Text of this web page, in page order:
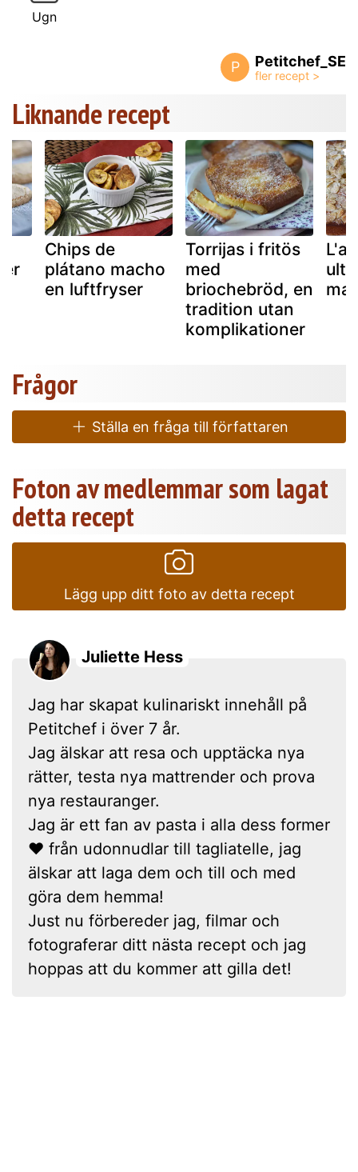
Ugn
P Petitchef_SE
Liknande recept
Chips de
plátano macho
en luftfryser
Torrijas i fritös
med
briochebröd, en
tradition utan
komplikationer
Frågor
Ställa en fråga till författaren
Foton av medlemmar som lagat
detta recept
Lägg upp ditt foto av detta recept
Juliette Hess
Jag har skapat kulinariskt innehåll på
Petitchef i över 7 år.
Jag älskar att resa och upptäcka nya
rätter, testa nya mattrender och prova
nya restauranger.
Jag är ett fan av pasta i alla dess former
❤ från udonnudlar till tagliatelle, jag
älskar att laga dem och till och med
göra dem hemma!
Just nu förbereder jag, filmar och
fotograferar ditt nästa recept och jag
hoppas att du kommer att gilla det!